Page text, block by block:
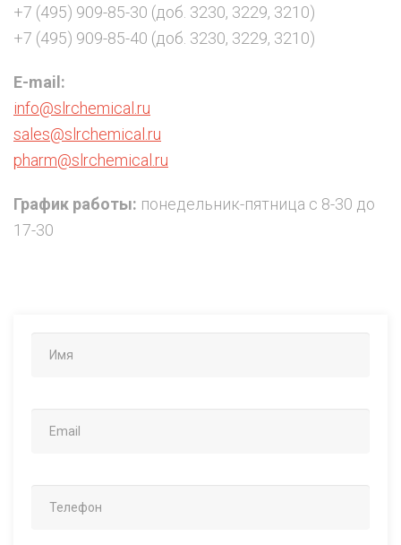
+7 (495) 909-85-30 (доб. 3230, 3229, 3210)
+7 (495) 909-85-40 (доб. 3230, 3229, 3210)
E-mail:
info@slrchemical.ru
sales@slrchemical.ru
pharm@slrchemical.ru
График работы: понедельник-пятница с 8-30 до
17-30